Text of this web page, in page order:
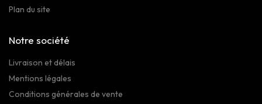
Plan du site
Notre société
Livraison et délais
Mentions légales
Conditions générales de vente